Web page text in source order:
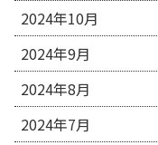
2024年10月
2024年9月
2024年8月
2024年7月